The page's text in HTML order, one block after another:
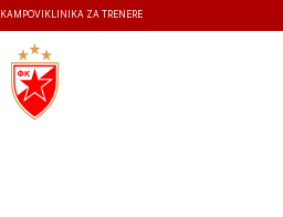
KAMPOVI KLINIKA ZA TRENERE